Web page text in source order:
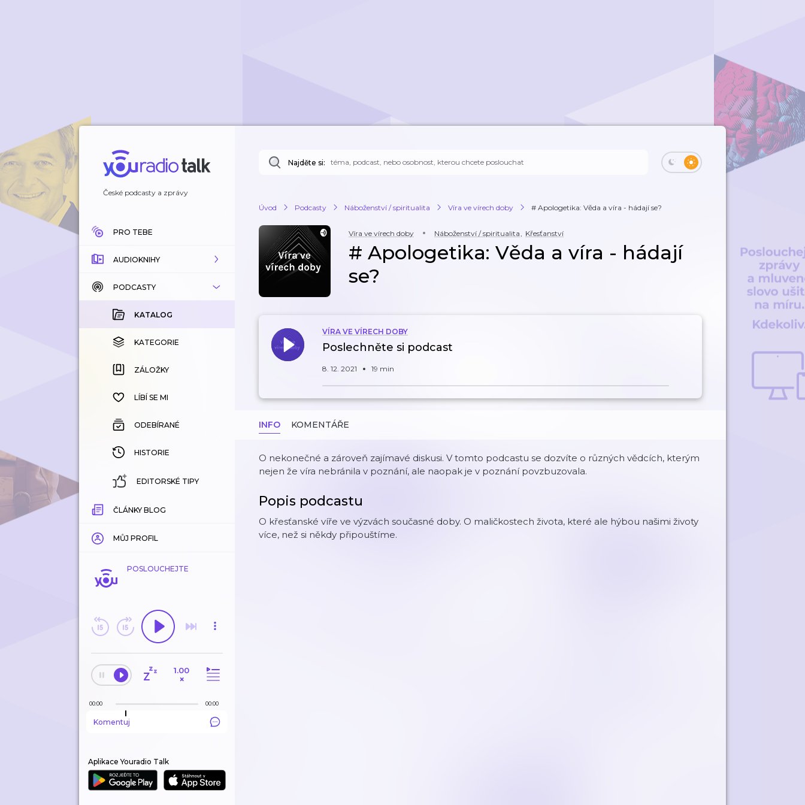
České podcasty a zprávy
PRO TEBE
AUDIOKNIHY
KATALOG
KOUPENÉ
KATEGORIE
ZÁLOŽKY
HISTORIE
PODCASTY
KATALOG
KATEGORIE
ZÁLOŽKY
LÍBÍ SE MI
ODEBÍRANÉ
HISTORIE
EDITORSKÉ TIPY
ČLÁNKY BLOG
MŮJ PROFIL
POSLOUCHEJTE
1.00
×
00:00 00:00
Komentuj
Aplikace Youradio Talk
Najděte si:
Úvod Podcasty Náboženství / spiritualita Víra ve vírech doby # Apologetika: Věda a víra - hádají se?
Víra ve vírech doby Náboženství / spiritualita, Křesťanství
# Apologetika: Věda a víra - hádají
se?
VÍRA VE VÍRECH DOBY
Poslechněte si podcast
8. 12. 2021 19 min
INFO KOMENTÁŘE
O nekonečné a zároveň zajímavé diskusi. V tomto podcastu se dozvíte o různých vědcích, kterým
nejen že víra nebránila v poznání, ale naopak je v poznání povzbuzovala.
Popis podcastu
O křesťanské víře ve výzvách současné doby. O maličkostech života, které ale hýbou našimi životy
více, než si někdy připouštíme.